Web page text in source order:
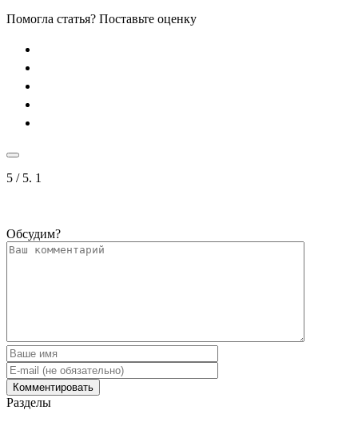
Помогла статья? Поставьте оценку
5 / 5. 1
Обсудим?
Разделы